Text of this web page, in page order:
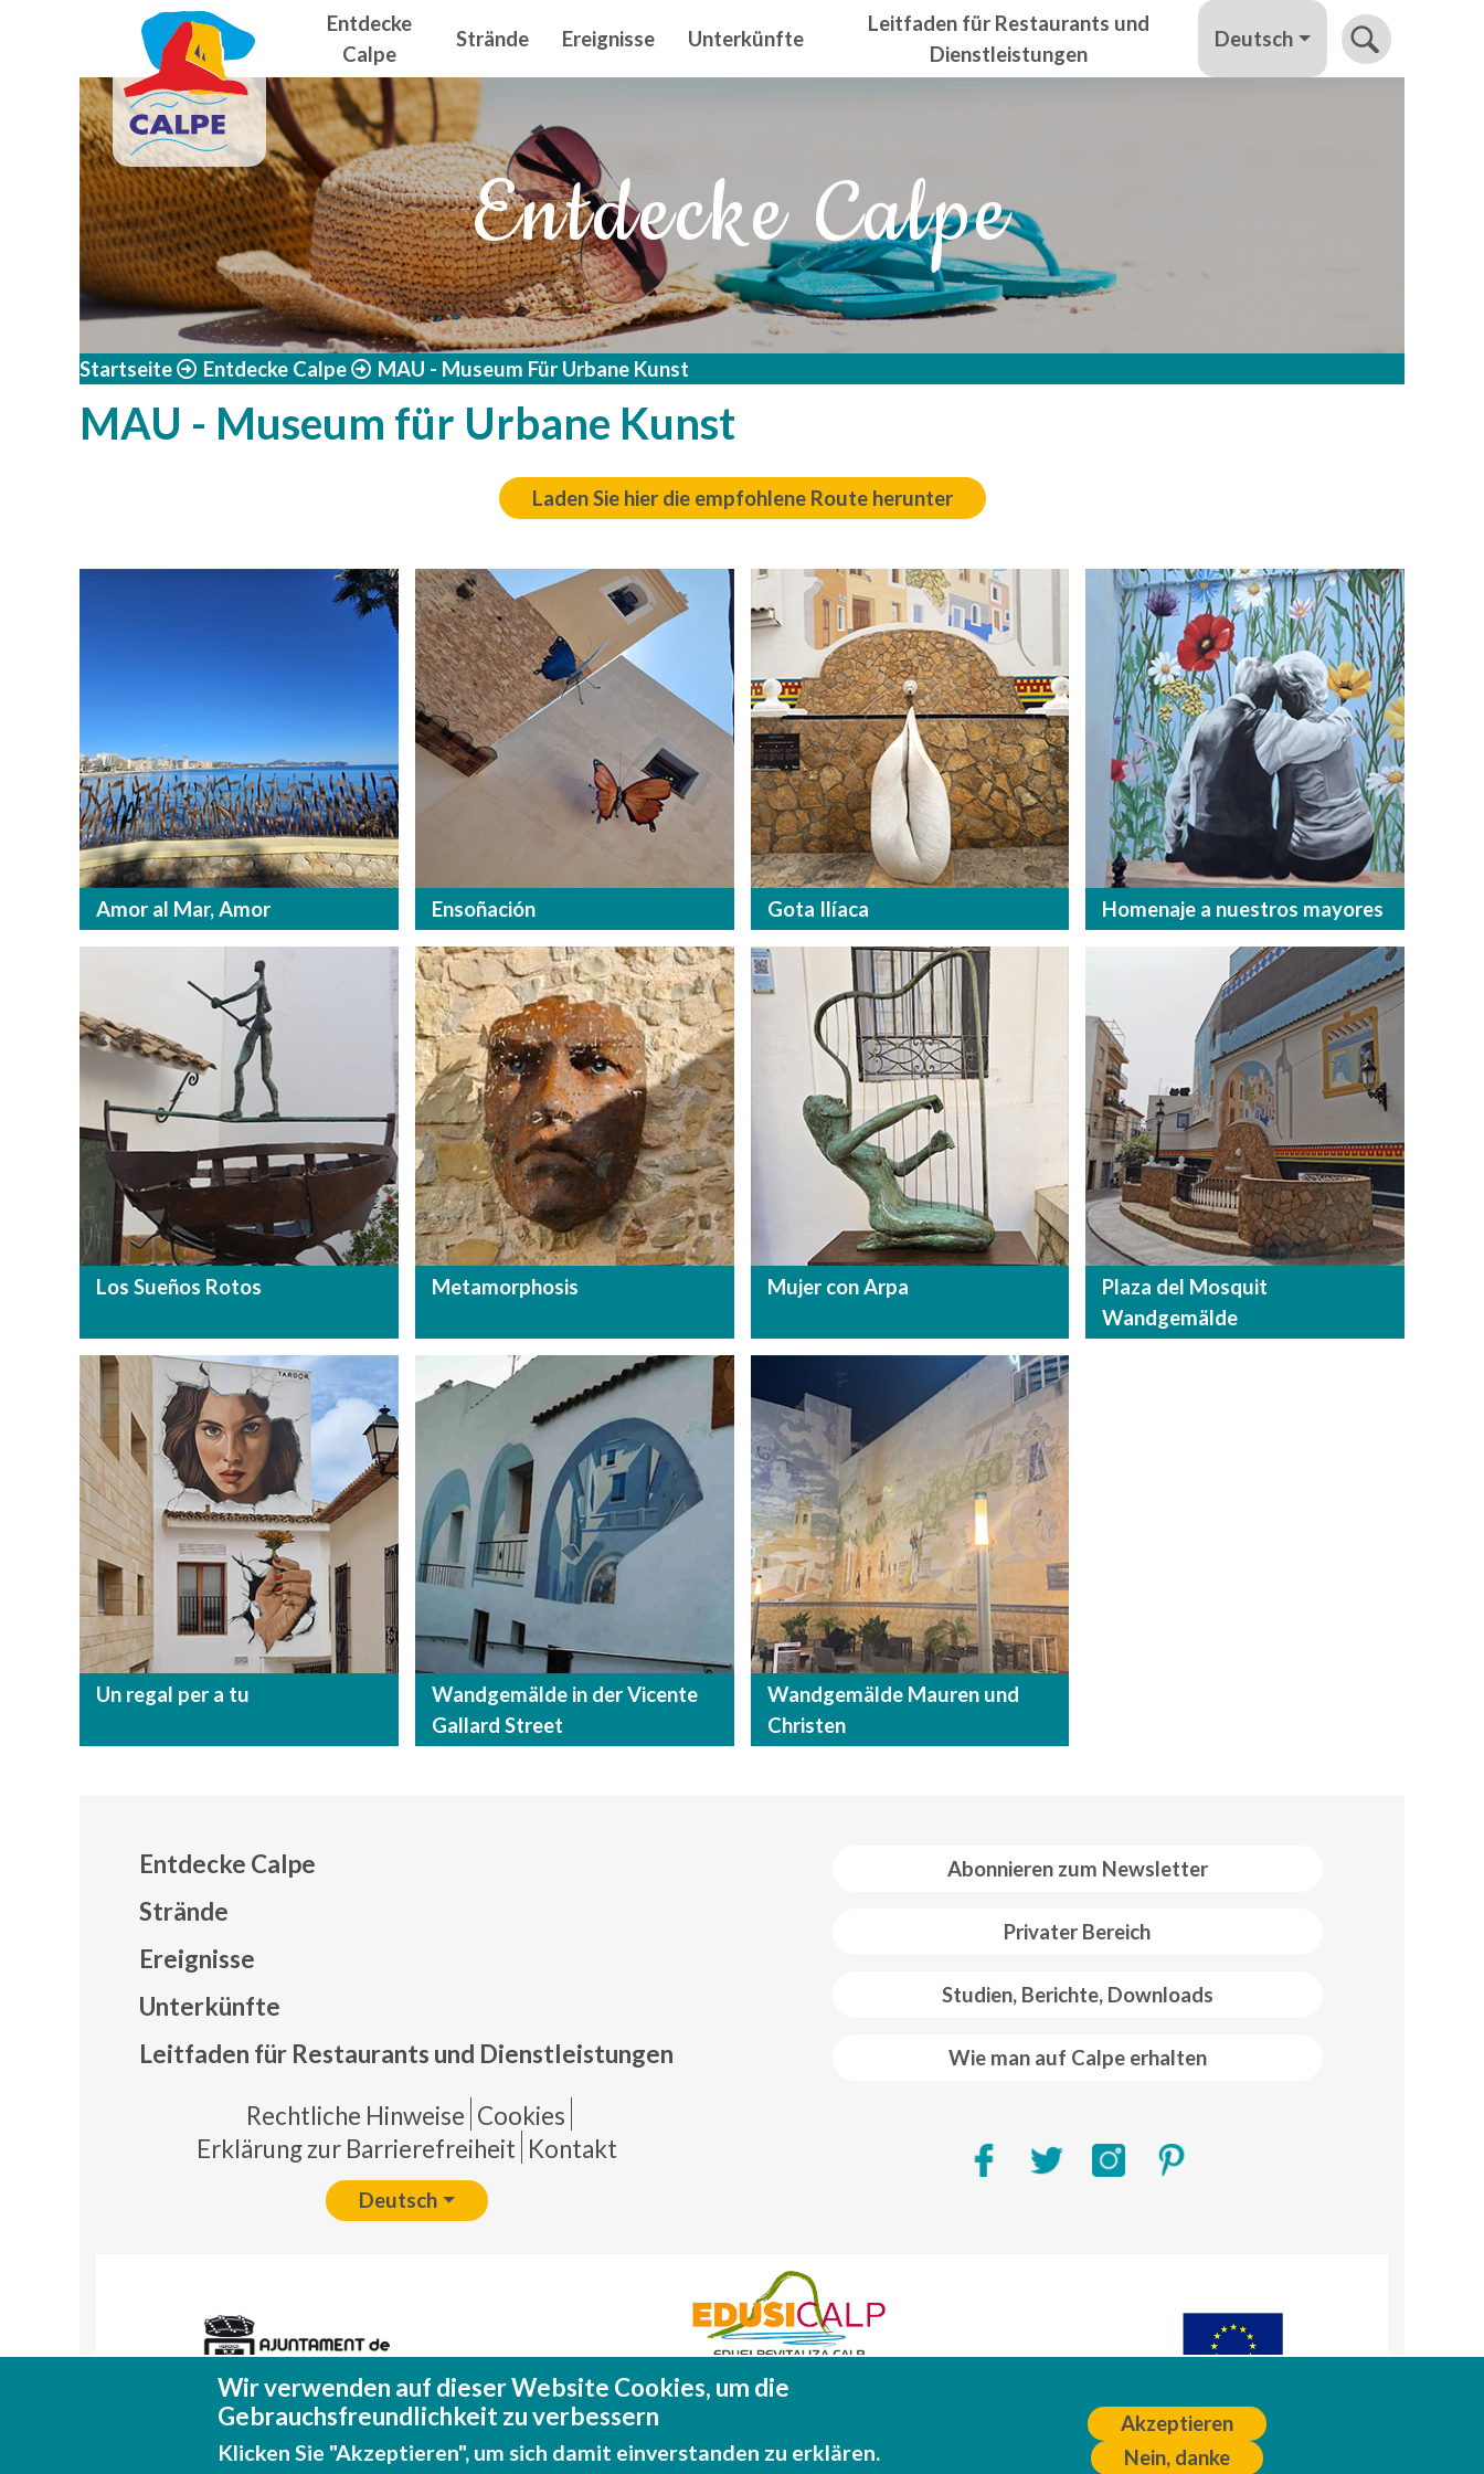
Direkt zum Inhalt Navegación principal
Entdecke
Calpe
Strände Ereignisse Unterkünfte
Leitfaden für Restaurants und
Dienstleistungen
Deutsch
Entdecke Calpe
Startseite Entdecke Calpe MAU - Museum Für Urbane Kunst
MAU - Museum für Urbane Kunst
Laden Sie hier die empfohlene Route herunter
Amor al Mar, Amor Ensoñación Gota Ilíaca Homenaje a nuestros mayores
Los Sueños Rotos Metamorphosis Mujer con Arpa
Plaza del Mosquit
Wandgemälde
Un regal per a tu
Wandgemälde in der Vicente
Gallard Street
Wandgemälde Mauren und
Christen
Abonnieren zum Newsletter
Privater Bereich
Studien, Berichte, Downloads
Wie man auf Calpe erhalten
Entdecke Calpe
Strände
Ereignisse
Unterkünfte
Leitfaden für Restaurants und Dienstleistungen
Pie de página
Rechtliche Hinweise Cookies
Erklärung zur Barrierefreiheit Kontakt
Deutsch
Fondo Europeo de Desarrollo Regional (FEDER)
Una manera de hacer EUROPA
Wir verwenden auf dieser Website Cookies, um die
Gebrauchsfreundlichkeit zu verbessern
Klicken Sie "Akzeptieren", um sich damit einverstanden zu erklären.
Akzeptieren
Nein, danke